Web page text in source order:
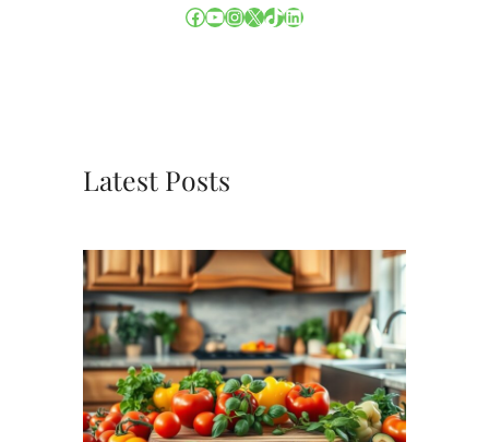
Facebook YouTube InstagramX TikTok LinkedIn
Latest Posts